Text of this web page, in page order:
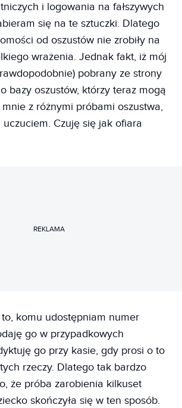
i logowania na fałszywych
się na te sztuczki. Dlatego
od oszustów nie zrobiły na
wrażenia. Jednak fakt, iż mój
pobrany ze strony
bazy oszustów, którzy teraz mogą
z różnymi próbami oszustwa,
Czuję się jak ofiara
REKLAMA
komu udostępniam numer
go w przypadkowych
go przy kasie, gdy prosi o to
rzeczy. Dlatego tak bardzo
że próba zarobienia kilkuset
skończyła się w ten sposób.